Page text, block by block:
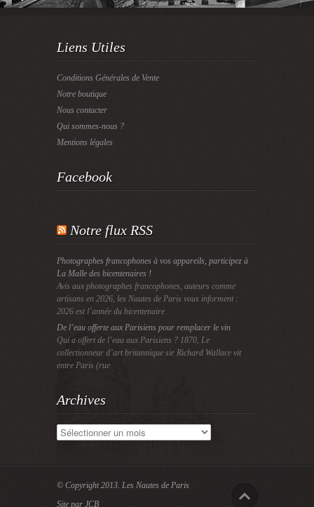
Liens Utiles
Conditions Générales de Vente
Notre boutique
Nous contacter
Qui sommes-nous ?
Mentions légales
Facebook
Notre flux RSS
Photographes francophones à vos appareils, participez à
La Malle des bicentenaires !
Avis aux photographes francophones, auteurs comme
artisans en 2026, les Nautes de Paris vous informent :
2026 est l’année du bicentenaire
De l’eau offerte aux Parisiens pour remplacer le vin
Qui a offert de l’eau aux Parisiens ? 1870, Le
collectionneur d’art britannique sir Richard Wallace vit
entre Paris (rue
Archives
Archives
© Copyright 2013. Les Nautes de Paris
Site par JCB